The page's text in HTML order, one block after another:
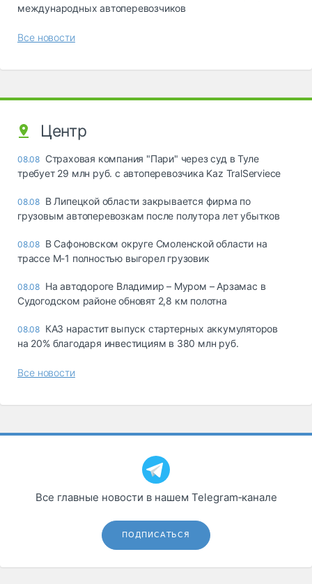
международных автоперевозчиков
Все новости
Центр
08.08 Страховая компания "Пари" через суд в Туле
требует 29 млн руб. с автоперевозчика Kaz TralServiece
08.08 В Липецкой области закрывается фирма по
грузовым автоперевозкам после полутора лет убытков
08.08 В Сафоновском округе Смоленской области на
трассе М-1 полностью выгорел грузовик
08.08 На автодороге Владимир – Муром – Арзамас в
Судогодском районе обновят 2,8 км полотна
08.08 КАЗ нарастит выпуск стартерных аккумуляторов
на 20% благодаря инвестициям в 380 млн руб.
Все новости
Все главные новости в нашем Telegram‑канале
ПОДПИСАТЬСЯ